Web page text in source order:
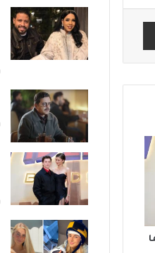
مشاركة بالبريد